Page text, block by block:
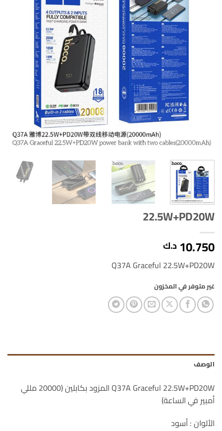
22.5W+PD20W
10.750 د.ك
Q37A Graceful 22.5W+PD20W
غير متوفر في المخزون
الوصف
Q37A Graceful 22.5W+PD20W المزود بكابلين (20000 مللي
أمبير في الساعة)
الألوان : أسود